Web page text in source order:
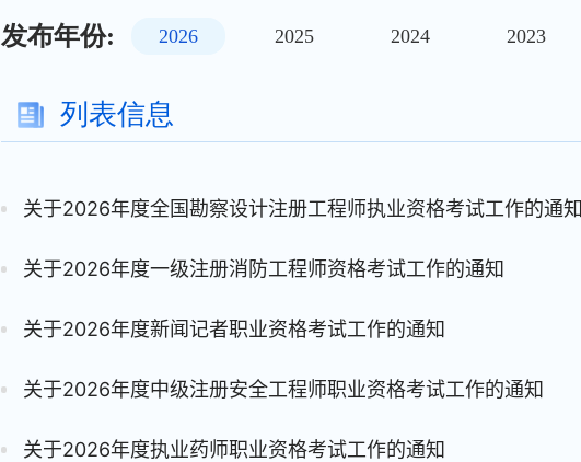
发布年份: 2026 2025 2024 2023
列表信息
关于2026年度全国勘察设计注册工程师执业资格考试工作的通知
关于2026年度一级注册消防工程师资格考试工作的通知
关于2026年度新闻记者职业资格考试工作的通知
关于2026年度中级注册安全工程师职业资格考试工作的通知
关于2026年度执业药师职业资格考试工作的通知